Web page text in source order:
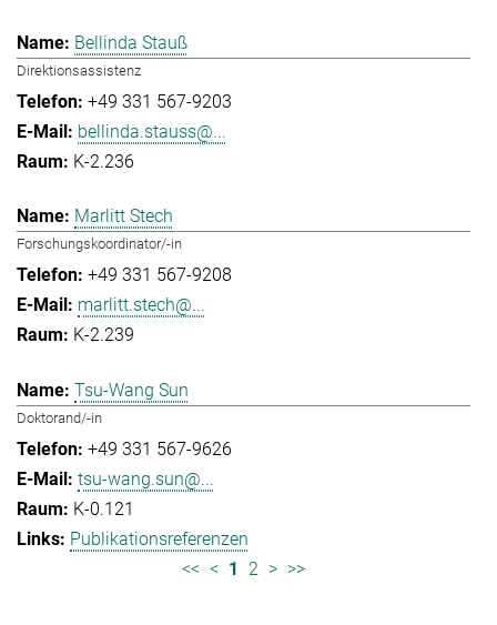
Bellinda Stauß
Direktionsassistenz
+49 331 567-9203
bellinda.stauss@...
K-2.236
Marlitt Stech
Forschungskoordinator/-in
+49 331 567-9208
marlitt.stech@...
K-2.239
Tsu-Wang Sun
Doktorand/-in
+49 331 567-9626
tsu-wang.sun@...
K-0.121
Publikationsreferenzen
<< < 1 2 > >>